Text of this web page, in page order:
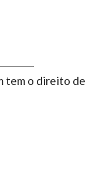
tem o direito de